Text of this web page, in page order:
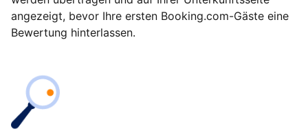
angezeigt, bevor Ihre ersten Booking.com-Gäste eine
Bewertung hinterlassen.